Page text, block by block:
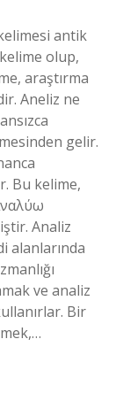
antik
olup,
araştırma
Aneliz ne
gelir.
Bu kelime,
Analiz
alanlarında
ve analiz
Bir